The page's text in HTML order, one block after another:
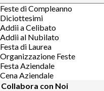
Feste di Compleanno
Diciottesimi
Addii a Celibato
Addii al Nubilato
Festa di Laurea
Organizzazione Feste
Festa Aziendale
Cena Aziendale
Collabora con Noi